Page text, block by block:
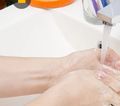
Premium